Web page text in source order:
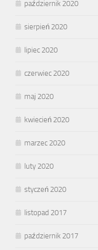
październik 2020
sierpień 2020
lipiec 2020
czerwiec 2020
maj 2020
kwiecień 2020
marzec 2020
luty 2020
styczeń 2020
listopad 2017
październik 2017